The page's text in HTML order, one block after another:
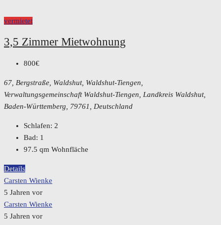
vermietet
3,5 Zimmer Mietwohnung
800€
67, Bergstraße, Waldshut, Waldshut-Tiengen,
Verwaltungsgemeinschaft Waldshut-Tiengen, Landkreis Waldshut,
Baden-Württemberg, 79761, Deutschland
Schlafen: 2
Bad: 1
97.5 qm Wohnfläche
Details
Carsten Wienke
5 Jahren vor
Carsten Wienke
5 Jahren vor